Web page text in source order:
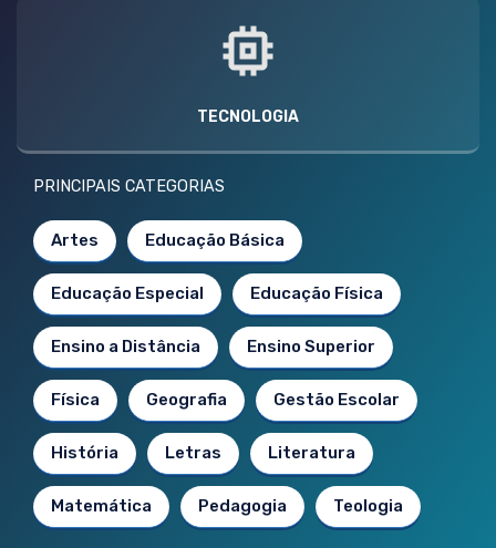
TECNOLOGIA
PRINCIPAIS CATEGORIAS
Artes Educação Básica
Educação Especial Educação Física
Ensino a Distância Ensino Superior
Física Geografia Gestão Escolar
História Letras Literatura
Matemática Pedagogia Teologia